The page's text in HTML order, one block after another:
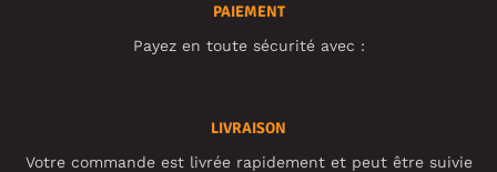
PAIEMENT
Payez en toute sécurité avec :
LIVRAISON
Votre commande est livrée rapidement et peut être suivie